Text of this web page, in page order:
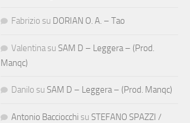
Fabrizio su DORIAN O. A. – Tao
Valentina su SAM D – Leggera – (Prod.
Manqc)
Danilo su SAM D – Leggera – (Prod. Manqc)
Antonio Bacciocchi su STEFANO SPAZZI /